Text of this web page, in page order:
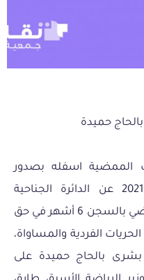
حميدة
الممضية اسفله بصدور
حكم غيابي يوم 24 ديسمبر 2021 عن الدائرة الجناحية
بالمحكمة الابتدائية بتونس والقاضي بالسجن 6 أشهر في حق
الفردية والمساواة،
بشرى بالحاج حميدة على